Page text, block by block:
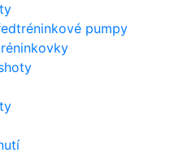
pumpy